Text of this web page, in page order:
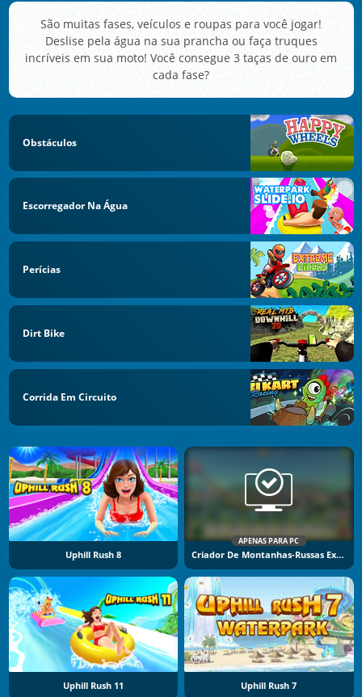
São muitas fases, veículos e roupas para você jogar!
Deslise pela água na sua prancha ou faça truques
incríveis em sua moto! Você consegue 3 taças de ouro em
cada fase?
Obstáculos
Escorregador Na Água
Perícias
Dirt Bike
Corrida Em Circuito
Uphill Rush 8
APENAS PARA PC
Criador De Montanhas-Russas Expresso
Uphill Rush 11 Uphill Rush 7